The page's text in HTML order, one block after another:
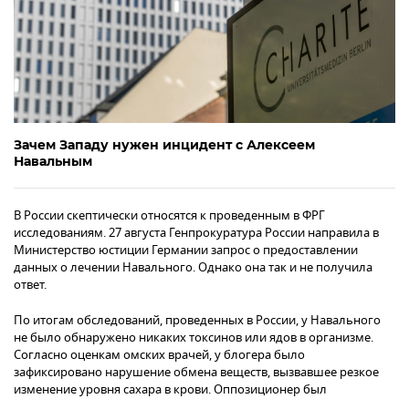
Зачем Западу нужен инцидент с Алексеем
Навальным
В России скептически относятся к проведенным в ФРГ
исследованиям. 27 августа Генпрокуратура России направила в
Министерство юстиции Германии запрос о предоставлении
данных о лечении Навального. Однако она так и не получила
ответ.
По итогам обследований, проведенных в России, у Навального
не было обнаружено никаких токсинов или ядов в организме.
Согласно оценкам омских врачей, у блогера было
зафиксировано нарушение обмена веществ, вызвавшее резкое
изменение уровня сахара в крови. Оппозиционер был